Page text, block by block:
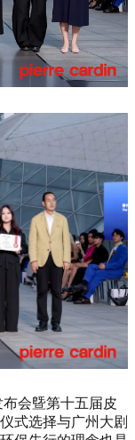
会曁第十五届皮
式选择与广州大剧